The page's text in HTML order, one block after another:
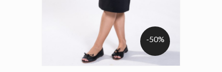
-50%